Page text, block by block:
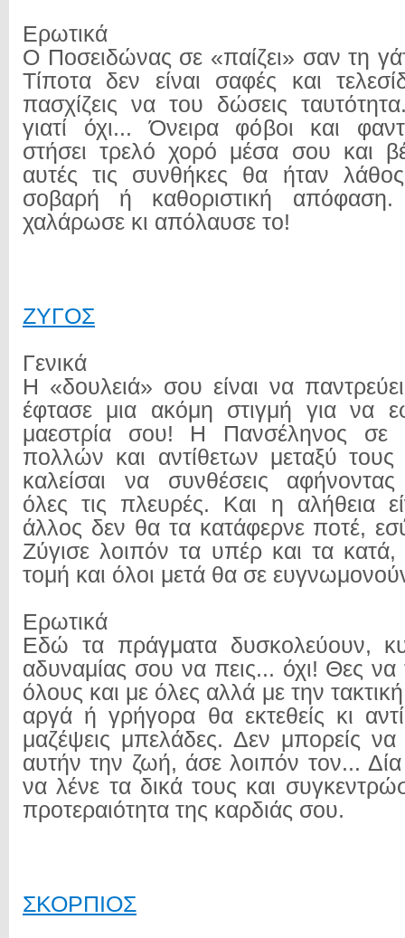
Ερωτικά
Ο Ποσειδώνας σε «παίζει» σαν τη
Τίποτα δεν είναι σαφές και
πασχίζεις να του δώσεις
γιατί όχι... Όνειρα φόβοι και
στήσει τρελό χορό μέσα σου και
αυτές τις συνθήκες θα ήταν
σοβαρή ή καθοριστική
χαλάρωσε κι απόλαυσε το!
ΖΥΓΟΣ
Γενικά
Η «δουλειά» σου είναι να
έφτασε μια ακόμη στιγμή για να
μαεστρία σου! Η Πανσέληνος σε
πολλών και αντίθετων μεταξύ
καλείσαι να συνθέσεις αφήνοντας
όλες τις πλευρές. Και η αλήθεια
άλλος δεν θα τα κατάφερνε ποτέ,
Ζύγισε λοιπόν τα υπέρ και τα
τομή και όλοι μετά θα σε
Ερωτικά
Εδώ τα πράγματα δυσκολεύουν,
αδυναμίας σου να πεις... όχι! Θες να
όλους και με όλες αλλά με την
αργά ή γρήγορα θα εκτεθείς κι
μαζέψεις μπελάδες. Δεν μπορείς
αυτήν την ζωή, άσε λοιπόν τον...
να λένε τα δικά τους και
προτεραιότητα της καρδιάς σου.
ΣΚΟΡΠΙΟΣ